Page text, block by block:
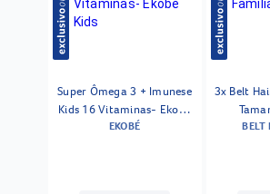
Super Ômega 3 + Imunese
Kids 16 Vitaminas- Ekobé
Kids
EKOBÉ
3x Belt
BELT